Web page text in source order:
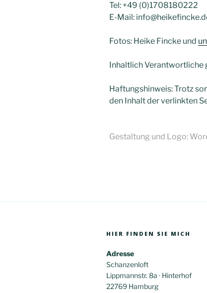
Tel: +49 (0)1708180222
E-Mail:
Fotos: Heike Fincke und
Inhaltlich Verantwortliche
Haftungshinweis: Trotz
den Inhalt der verlinkten
Gestaltung und Logo:
HIER FINDEN SIE MICH
Adresse
Schanzenloft
Lippmannstr. 8a · Hinterhof
22769 Hamburg